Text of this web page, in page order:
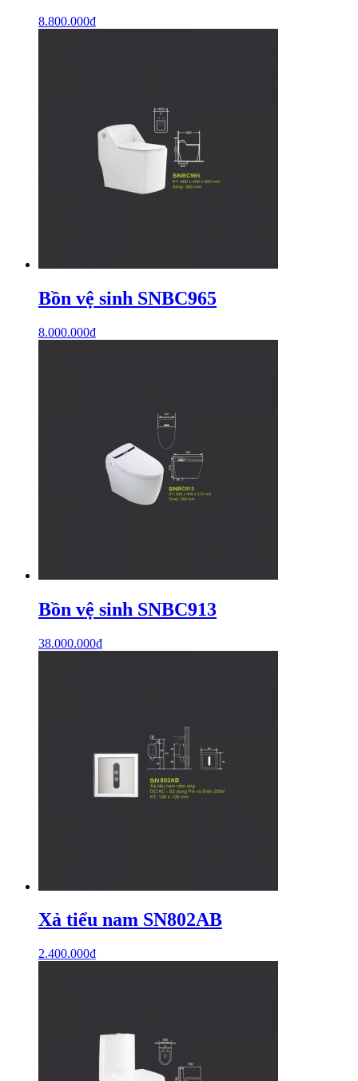
8.800.000₫
Bồn vệ sinh SNBC965
8.000.000₫
Bồn vệ sinh SNBC913
38.000.000₫
Xả tiểu nam SN802AB
2.400.000₫